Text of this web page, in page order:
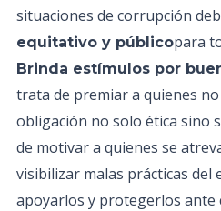
situaciones de corrupción
equitativo y públicopara
Brinda estímulos por
trata de premiar a quienes
obligación no solo ética sino
de motivar a quienes se
visibilizar malas prácticas del
apoyarlos y protegerlos ante